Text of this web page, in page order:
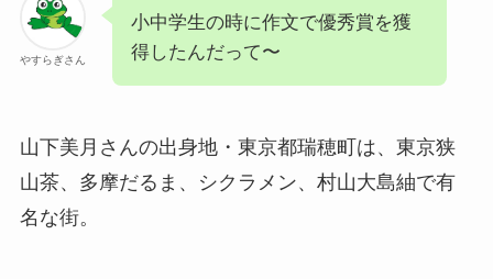
やすらぎさん
小中学生の時に作文で優秀賞を獲
得したんだって〜
山下美月さんの出身地・東京都瑞穂町は、東京狭
山茶、多摩だるま、シクラメン、村山大島紬で有
名な街。